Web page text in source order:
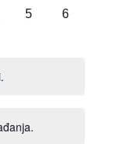
0
5
0
6